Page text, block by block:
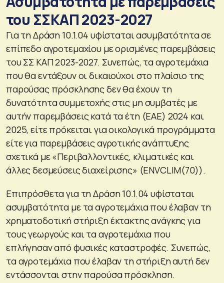
του ΣΣΚΑΠ 2023-2027
Για τη Δράση 10.1.04 υφίσταται ασυμβατότητα σε
επίπεδο αγροτεμαχίου με ορισμένες παρεμβάσεις
του ΣΣ ΚΑΠ 2023-2027. Συνεπώς, τα αγροτεμάχια
που θα εντάξουν οι δικαιούχοι στο πλαίσιο της
παρούσας πρόσκλησης δεν θα έχουν τη
δυνατότητα συμμετοχής στις μη συμβατές με
αυτήν παρεμβάσεις κατά τα έτη (ΕΑΕ) 2024 και
2025, είτε πρόκειται για οικολογικά προγράμματα
είτε για παρεμβάσεις αγροτικής ανάπτυξης
σχετικά με «Περιβαλλοντικές, κλιματικές και
άλλες δεσμεύσεις διαχείρισης» (ENVCLIM(70)).
Επιπρόσθετα για τη Δράση 10.1.04 υφίσταται
ασυμβατότητα με τα αγροτεμάχια που έλαβαν τη
χρηματοδοτική στήριξη έκτακτης ανάγκης για
τους γεωργούς και τα αγροτεμάχια που
επλήγησαν από φυσικές καταστροφές. Συνεπώς,
τα αγροτεμάχια που έλαβαν τη στήριξη αυτή δεν
εντάσσονται στην παρούσα πρόσκληση.